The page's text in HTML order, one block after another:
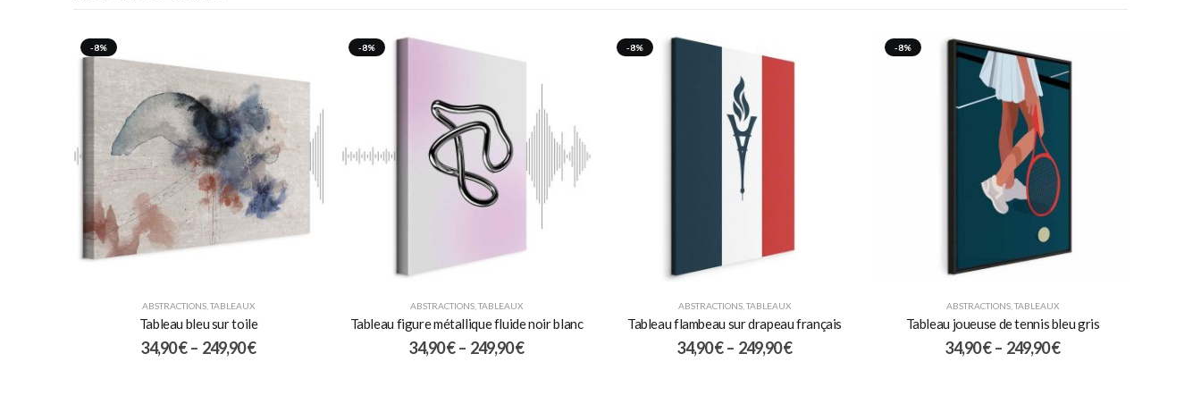
-8%
ABSTRACTIONS TABLEAUX
Tableau bleu sur toile
34,90€ – 249,90€
-8%
ABSTRACTIONS TABLEAUX
Tableau figure métallique fluide noir blanc
34,90€ – 249,90€
-8%
ABSTRACTIONS TABLEAUX
Tableau flambeau sur drapeau français
34,90€ – 249,90€
-8%
ABSTRACTIONS TABLEAUX
Tableau joueuse de tennis bleu gris
34,90€ – 249,90€